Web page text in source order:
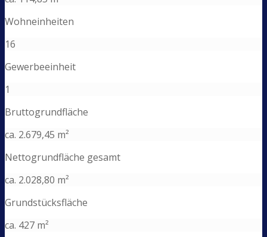
Wohneinheiten
16
Gewerbeeinheit
1
Bruttogrundfläche
ca. 2.679,45 m²
Nettogrundfläche gesamt
ca. 2.028,80 m²
Grundstücksfläche
ca. 427 m²